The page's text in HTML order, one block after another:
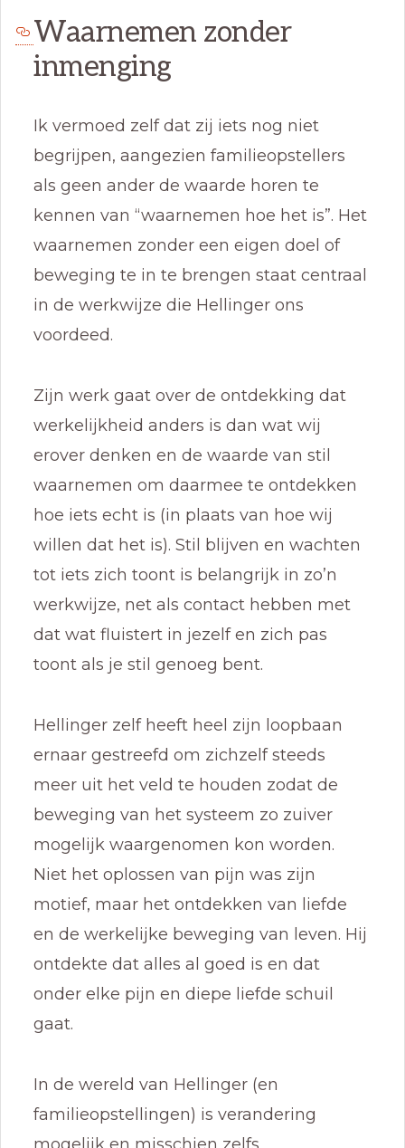
Waarnemen zonder
inmenging
Ik vermoed zelf dat zij iets nog niet
begrijpen, aangezien familieopstellers
als geen ander de waarde horen te
kennen van “waarnemen hoe het is”. Het
waarnemen zonder een eigen doel of
beweging te in te brengen staat centraal
in de werkwijze die Hellinger ons
voordeed.
Zijn werk gaat over de ontdekking dat
werkelijkheid anders is dan wat wij
erover denken en de waarde van stil
waarnemen om daarmee te ontdekken
hoe iets echt is (in plaats van hoe wij
willen dat het is). Stil blijven en wachten
tot iets zich toont is belangrijk in zo’n
werkwijze, net als contact hebben met
dat wat fluistert in jezelf en zich pas
toont als je stil genoeg bent.
Hellinger zelf heeft heel zijn loopbaan
ernaar gestreefd om zichzelf steeds
meer uit het veld te houden zodat de
beweging van het systeem zo zuiver
mogelijk waargenomen kon worden.
Niet het oplossen van pijn was zijn
motief, maar het ontdekken van liefde
en de werkelijke beweging van leven. Hij
ontdekte dat alles al goed is en dat
onder elke pijn en diepe liefde schuil
gaat.
In de wereld van Hellinger (en
familieopstellingen) is verandering